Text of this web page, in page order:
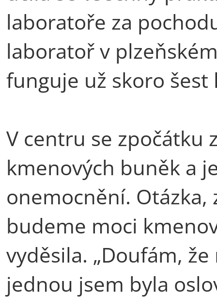
laboratoře za
laboratoř v
funguje už skoro šest
V centru se zpočátku
kmenových buněk a
onemocnění.
budeme moci
vyděsila. „Doufám,
jednou jsem byla